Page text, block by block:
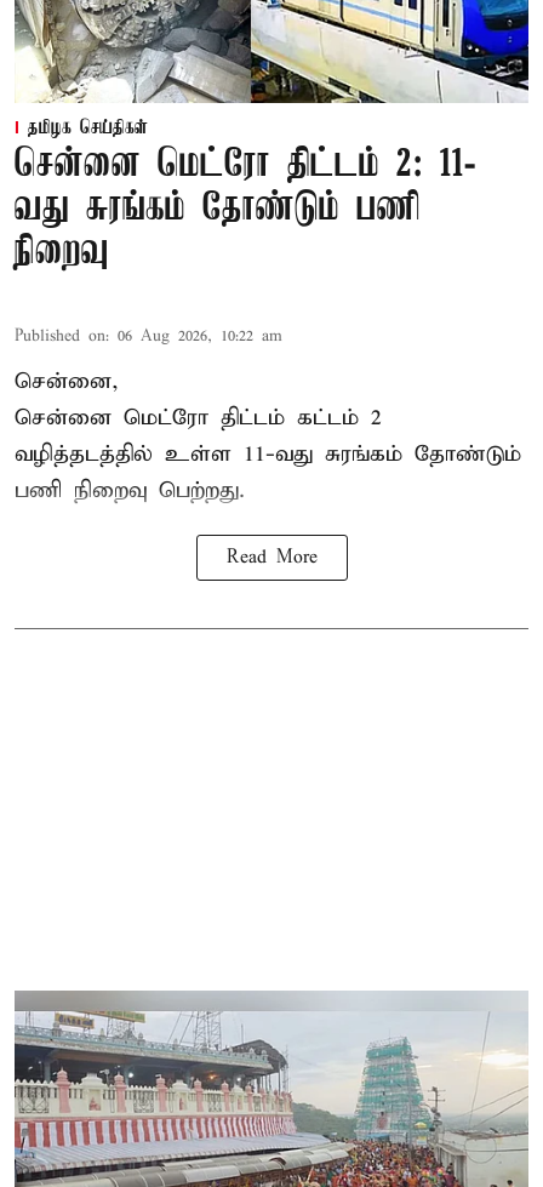
தமிழக செய்திகள்
சென்னை மெட்ரோ திட்டம் 2: 11-
வது சுரங்கம் தோண்டும் பணி
நிறைவு
Published on: 06 Aug 2026, 10:22 am
சென்னை,
சென்னை மெட்ரோ திட்டம் கட்டம் 2
வழித்தடத்தில் உள்ள 11-வது சுரங்கம் தோண்டும்
பணி நிறைவு பெற்றது.
Read More